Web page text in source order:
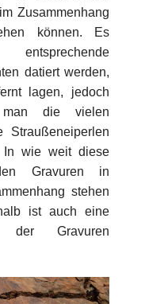
Zusammenhang
können. Es
datiert werden,
lagen, jedoch
die vielen
Straußeneiperlen
In wie weit diese
Gravuren in
stehen
ist auch eine
der Gravuren